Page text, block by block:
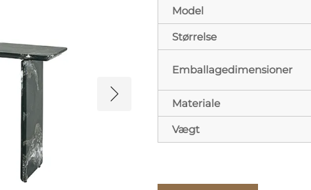
Model
Størrelse
Emballagedimensioner
Materiale
Vægt